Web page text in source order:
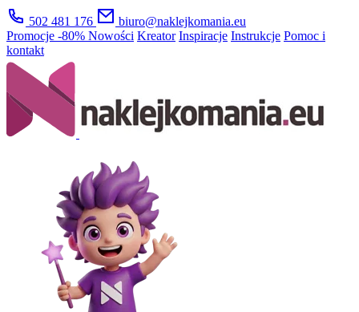
502 481 176
biuro@naklejkomania.eu
Promocje -80% Nowości Kreator Inspiracje Instrukcje Pomoc i
kontakt